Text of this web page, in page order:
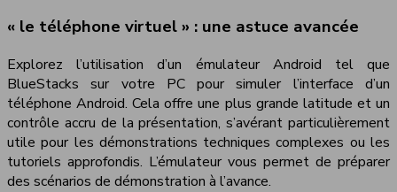
« le téléphone virtuel » : une astuce avancée
Explorez l’utilisation d’un émulateur Android tel que
BlueStacks sur votre PC pour simuler l’interface d’un
téléphone Android. Cela offre une plus grande latitude et un
contrôle accru de la présentation, s’avérant particulièrement
utile pour les démonstrations techniques complexes ou les
tutoriels approfondis. L’émulateur vous permet de préparer
des scénarios de démonstration à l’avance.